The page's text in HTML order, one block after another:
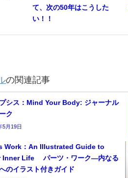
て、次の50年はこうした
い！！
の関連記事
シス：Mind Your Body: ジャーナル
ク
5月19日
Work：An Illustrated Guide to
Inner Life パーツ・ワーク―内なる
のイラスト付きガイド